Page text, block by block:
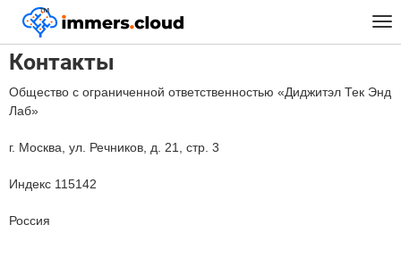
™
Главная Контакты
Контакты
Общество с ограниченной ответственностью «Диджитэл Тек Энд
Лаб»
г. Москва, ул. Речников, д. 21, стр. 3
Индекс 115142
Россия